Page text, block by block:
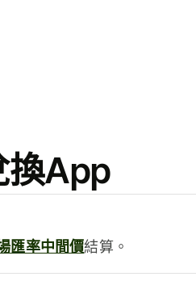
換App
匯率中間價結算。